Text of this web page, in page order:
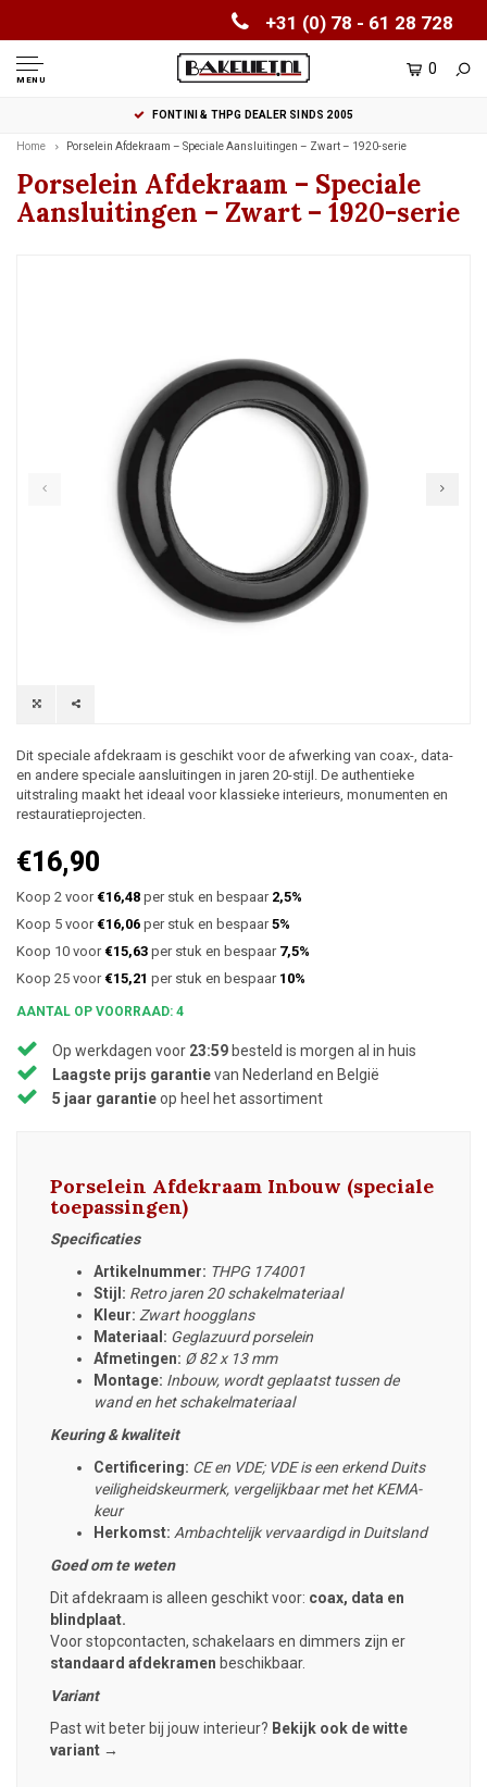
+31 (0) 78 - 61 28 728
MENU
0
FONTINI & THPG DEALER SINDS 2005
Home Porselein Afdekraam – Speciale Aansluitingen – Zwart – 1920-serie
Porselein Afdekraam – Speciale
Aansluitingen – Zwart – 1920-serie
Dit speciale afdekraam is geschikt voor de afwerking van coax-, data-
en andere speciale aansluitingen in jaren 20-stijl. De authentieke
uitstraling maakt het ideaal voor klassieke interieurs, monumenten en
restauratieprojecten.
€16,90
Koop 2 voor €16,48 per stuk en bespaar 2,5%
Koop 5 voor €16,06 per stuk en bespaar5%
Koop 10 voor €15,63 per stuk en bespaar 7,5%
Koop 25 voor €15,21 per stuk en bespaar 10%
AANTAL OP VOORRAAD: 4
Op werkdagen voor 23:59 besteld is morgen al in huis
Laagste prijs garantievan Nederland en België
5 jaar garantieop heel het assortiment
Porselein Afdekraam Inbouw (speciale
toepassingen)
Specificaties
Artikelnummer: THPG 174001
Stijl: Retro jaren 20 schakelmateriaal
Kleur: Zwart hoogglans
Materiaal: Geglazuurd porselein
Afmetingen: Ø82 x 13 mm
Montage: Inbouw, wordt geplaatst tussen de
wand en het schakelmateriaal
Keuring & kwaliteit
Certificering: CE en VDE; VDE is een erkend Duits
veiligheidskeurmerk, vergelijkbaar met het KEMA-
keur
Herkomst: Ambachtelijk vervaardigd in Duitsland
Goed om te weten
Dit afdekraam is alleen geschikt voor: coax, data en
blindplaat.
Voor stopcontacten, schakelaars en dimmers zijn er
standaard afdekramen beschikbaar.
Variant
Past wit beter bij jouw interieur? Bekijk ook de witte
variant →